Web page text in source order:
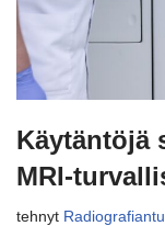
Käytäntöjä
MRI-
tehnyt